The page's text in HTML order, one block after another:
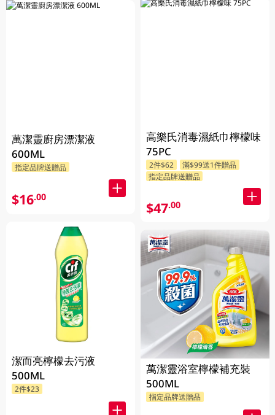
萬潔靈廚房漂潔液
600ML
指定品牌送贈品
$16.00
潔而亮檸檬去污液
500ML
2件$23
高樂氏消毒濕紙巾檸檬味
75PC
2件$62
滿$99送1件贈品
指定品牌送贈品
$47.00
萬潔靈浴室檸檬補充裝
500ML
指定品牌送贈品